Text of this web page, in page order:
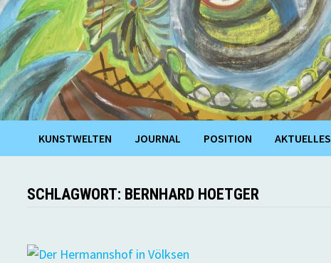
KUNSTWELTEN JOURNAL POSITION AKTUELLES
SCHLAGWORT: BERNHARD HOETGER